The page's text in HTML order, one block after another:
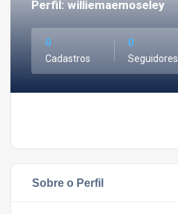
Perfil: williemaemoseley
0
Cadastros
0
Seguidores
Sobre o Perfil